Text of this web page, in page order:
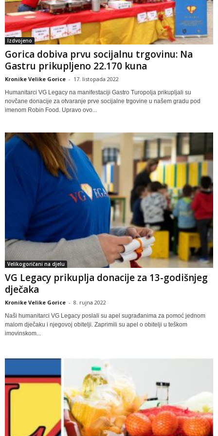
Izdvojeno
Gorica dobiva prvu socijalnu trgovinu: Na
Gastru prikupljeno 22.170 kuna
Kronike Velike Gorice - 17. listopada 2022
Humanitarci VG Legacy na manifestaciji Gastro Turopolja prikupljali su
novčane donacije za otvaranje prve socijalne trgovine u našem gradu pod
imenom Robin Food. Upravo ovo...
Velikogoričani na djelu
VG Legacy prikuplja donacije za 13-godišnjeg
dječaka
Kronike Velike Gorice - 8. rujna 2022
Naši humanitarci VG Legacy poslali su apel sugrađanima za pomoć jednom
malom dječaku i njegovoj obitelji. Zaprimili su apel o obitelji u teškom
imovinskom...